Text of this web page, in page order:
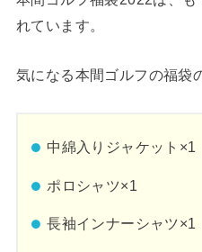
れています。
気になる本間ゴルフの福袋
中綿入りジャケット×1
ポロシャツ×1
長袖インナーシャツ×1